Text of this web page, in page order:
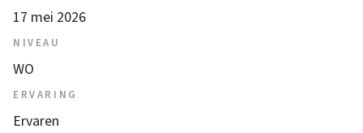
17 mei 2026
NIVEAU
WO
ERVARING
Ervaren